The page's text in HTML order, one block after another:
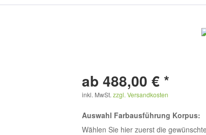
ab 488,00 € *
inkl. MwSt.zzgl. Versandkosten
Auswahl Farbausführung Korpus:
Wählen Sie hier zuerst die